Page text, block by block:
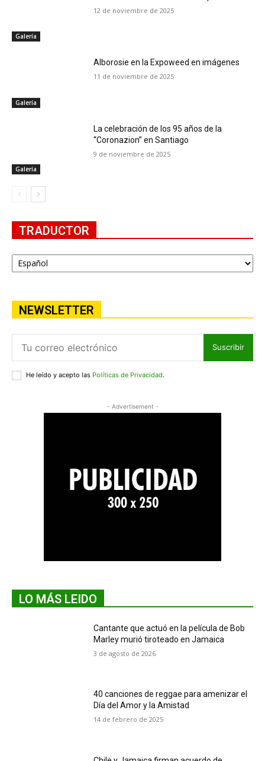
Galería
12 de noviembre de 2025
Galería
Alborosie en la Expoweed en imágenes
11 de noviembre de 2025
Galería
La celebración de los 95 años de la
“Coronazion” en Santiago
9 de noviembre de 2025
TRADUCTOR
NEWSLETTER
Suscribir
He leído y acepto las Políticas de Privacidad.
- Advertisement -
LO MÁS LEIDO
Cantante que actuó en la película de Bob
Marley murió tiroteado en Jamaica
3 de agosto de 2026
40 canciones de reggae para amenizar el
Día del Amor y la Amistad
14 de febrero de 2025